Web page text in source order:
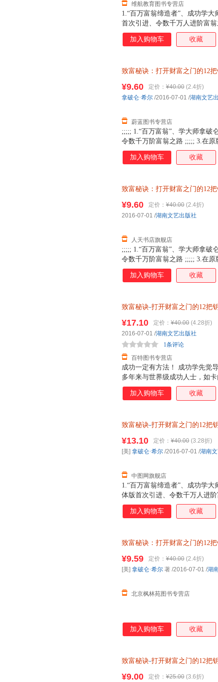
1.“百万富翁缔造者”、成功学
首次引进、令数千万人进阶富
阅读的全新增订版
维航教育图书专营店
加入购物车 收藏
致富秘诀：打开财富之门的12
;;;;; 1.“百万富翁”、学大师拿破
令数千万阶富翁之路 ;;;;; 3.在
订版;
¥9.60 定价： ¥40.00 (2.4折)
蔚蓝图书专营店
拿破仑·希尔 /2016-07-01 /湖南文艺
加入购物车 收藏
致富秘诀：打开财富之门的12
;;;;; 1.“百万富翁”、学大师拿破
令数千万阶富翁之路 ;;;;; 3.在
订版;
¥9.60 定价： ¥40.00 (2.4折)
人天书店旗舰店
2016-07-01 /湖南文艺出版社
加入购物车 收藏
致富秘诀-打开财富之门的12把
成功一定有方法！ 成功学先觉
多年来与世界级成功人士，如
现，想要成功或实现致富，只
致富智慧和经验，就能获得开
业者及期待财富增值者阅读、
¥17.10 定价： ¥40.00 (4.28折)
百特图书专营店
1条评论
2016-07-01 /湖南文艺出版社
加入购物车 收藏
致富秘诀-打开财富之门的12把
1.“百万富翁缔造者”、成功学
体版首次引进、令数千万人进
代人阅读的全新增订版
¥13.10 定价： ¥40.00 (3.28折)
中图网旗舰店
[美] 拿破仑·希尔 /2016-07-01 /湖南
加入购物车 收藏
致富秘诀：打开财富之门的12
名没写全多少册的均为单本价
¥9.59 定价： ¥40.00 (2.4折)
北京枫林苑图书专营店
[美] 拿破仑·希尔 著 /2016-07-01 /湖
加入购物车 收藏
致富秘诀-打开财富之门的12把
¥9.00 定价： ¥25.00 (3.6折)